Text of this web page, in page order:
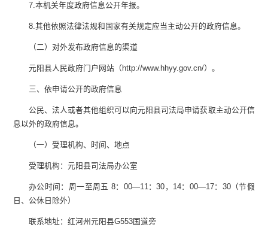
7.本机关年度政府信息公开年报。
8.其他依照法律法规和国家有关规定应当主动公开的政府信息。
（二）对外发布政府信息的渠道
元阳县人民政府门户网站（ http://www.hhyy.gov.cn/）。
三、依申请公开的政府信息
公民、法人或者其他组织可以向元阳县司法局申请获取主动公开信
息以外的政府信息。
（一）受理机构、时间、地点
受理机构： 元阳县司法局办公室
办公时间：周一至周五 8： 00—11：30 ， 14： 00—17： 30（节假
日、公休日除外）
联系地址：红河州元阳县G553国道旁